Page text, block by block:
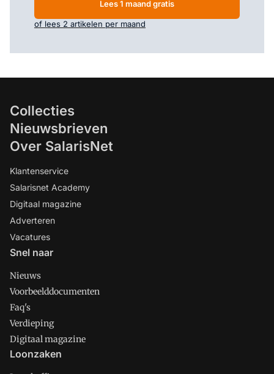
Lees 1 maand gratis
of lees 2 artikelen per maand
Collecties
Nieuwsbrieven
Over SalarisNet
Klantenservice
Salarisnet Academy
Digitaal magazine
Adverteren
Vacatures
Snel naar
Nieuws
Voorbeelddocumenten
Faq's
Verdieping
Digitaal magazine
Loonzaken